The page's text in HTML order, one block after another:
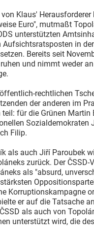
Klaus'
Euro", mutmaßt
unterstützten
in
Bereits seit
und nimmt weder
rechtlichen
der anderen im
für die Grünen Martin
Sozialdemokraten
Filip.
als auch Jiří Paroubek
zurück. Der
als "absurd,
Korruptionskampagne
er auf die Tatsache
als auch von
unterstützt wird, die